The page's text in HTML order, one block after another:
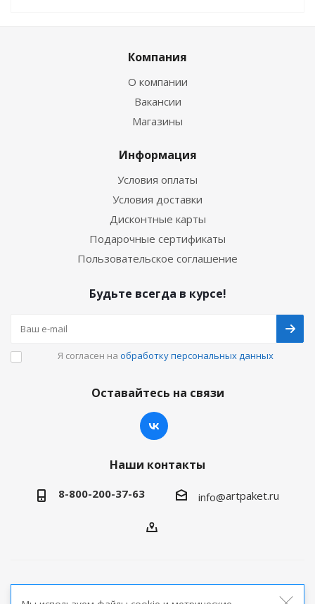
Компания
О компании
Вакансии
Магазины
Информация
Условия оплаты
Условия доставки
Дисконтные карты
Подарочные сертификаты
Пользовательское соглашение
Будьте всегда в курсе!
Я согласен на обработку персональных данных
Оставайтесь на связи
Наши контакты
8-800-200-37-63 info@artpaket.ru